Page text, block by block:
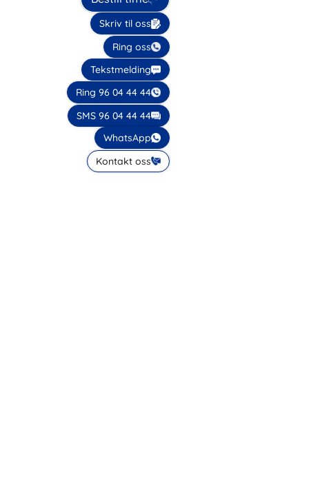
Skriv til oss
Ring oss
Tekstmelding
Ring 96 04 44 44
SMS 96 04 44 44
WhatsApp
Kontakt oss